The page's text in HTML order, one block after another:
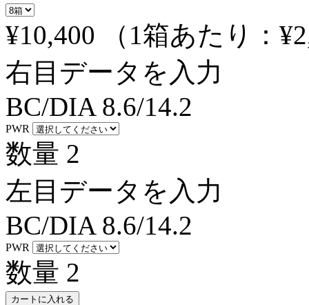
¥10,400
（1箱あたり：
右目データを入力
BC/DIA 8.6/14.2
PWR
数量 2
左目データを入力
BC/DIA 8.6/14.2
PWR
数量 2
カートに入れる